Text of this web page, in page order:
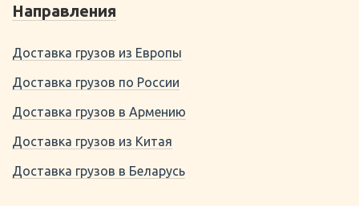
Направления
Доставка грузов из Европы
Доставка грузов по России
Доставка грузов в Армению
Доставка грузов из Китая
Доставка грузов в Беларусь